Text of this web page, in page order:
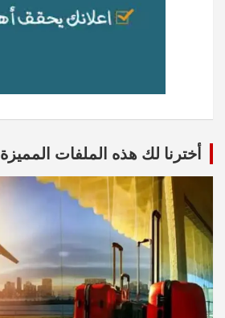
أخترنا لك هذه الملفات المميزة